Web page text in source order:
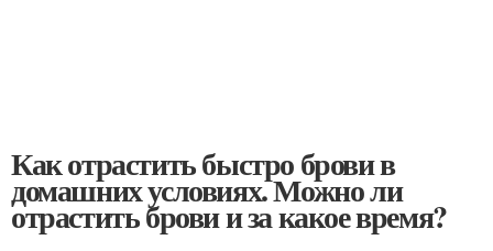
Как отрастить быстро брови в
домашних условиях. Можно ли
отрастить брови и за какое время?